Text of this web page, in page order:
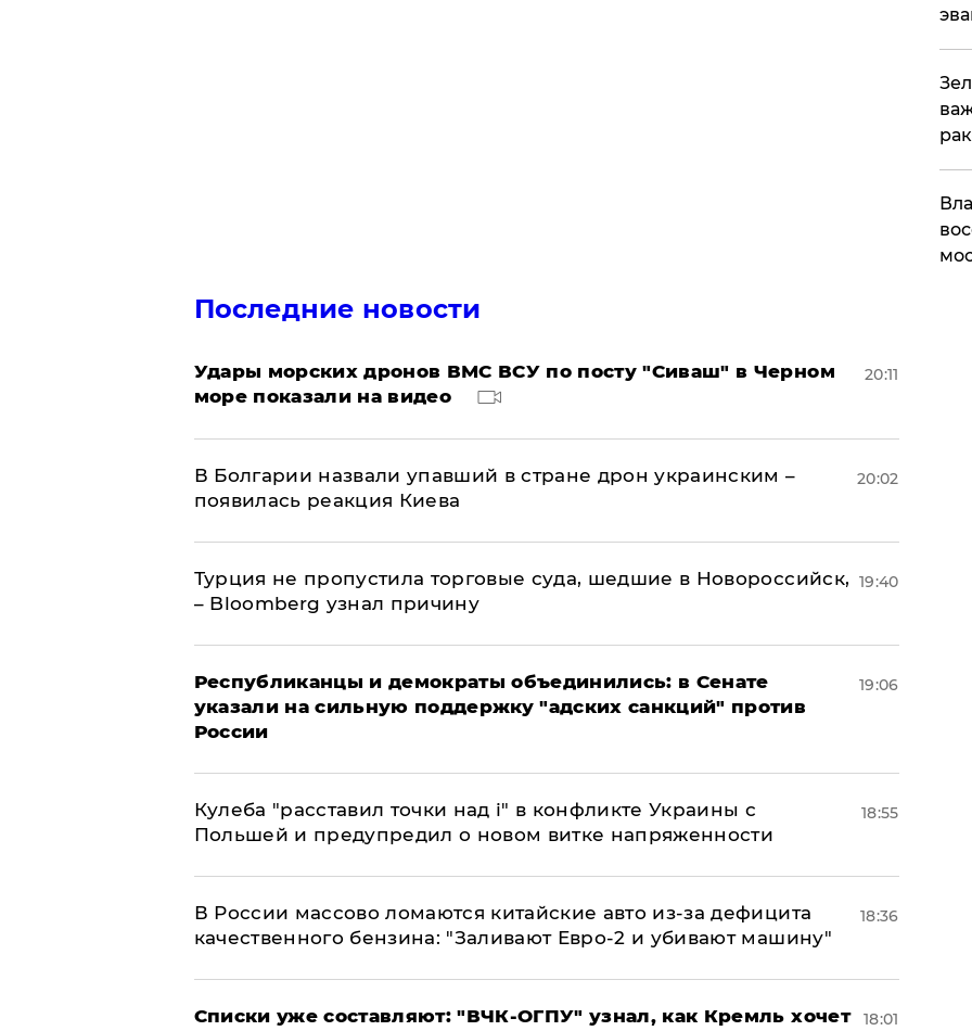
Последние новости
Удары морских дронов ВМС ВСУ по посту "Сиваш" в Черном
море показали на видео
20:11
В Болгарии назвали упавший в стране дрон украинским –
появилась реакция Киева
20:02
Турция не пропустила торговые суда, шедшие в Новороссийск,
– Bloomberg узнал причину
19:40
Республиканцы и демократы объединились: в Сенате
указали на сильную поддержку "адских санкций" против
России
19:06
Кулеба "расставил точки над і" в конфликте Украины с
Польшей и предупредил о новом витке напряженности
18:55
В России массово ломаются китайские авто из-за дефицита
качественного бензина: "Заливают Евро-2 и убивают машину"
18:36
Списки уже составляют: "ВЧК-ОГПУ" узнал, как Кремль хочет
18:01